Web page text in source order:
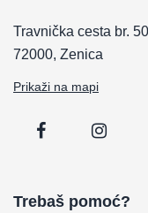
Travnička cesta br. 50
72000, Zenica
Prikaži na mapi
Trebaš pomoć?